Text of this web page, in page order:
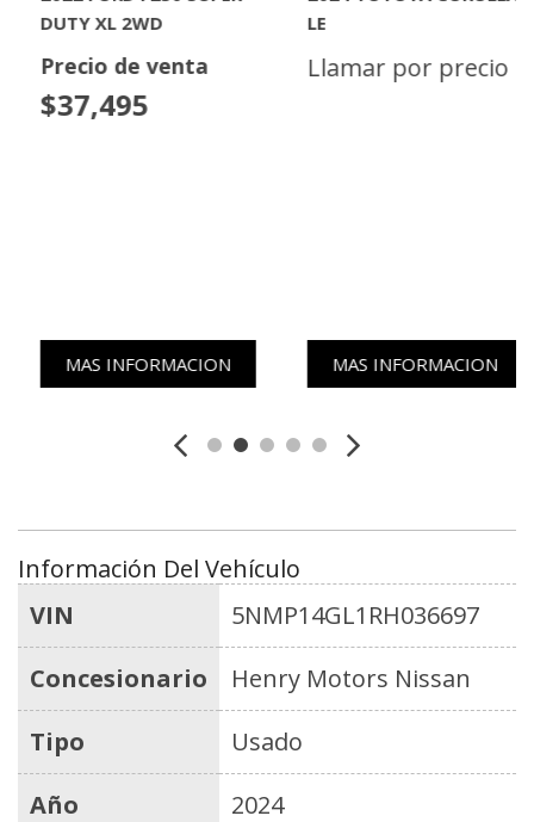
DUTY XL 2WD
Precio de venta
$37,495
MAS INFORMACION
Llamar por precio
MAS INFORMACION
Información Del Vehículo
VIN
5NMP14GL1RH036697
Concesionario
Henry Motors Nissan
Tipo
Usado
Año
2024